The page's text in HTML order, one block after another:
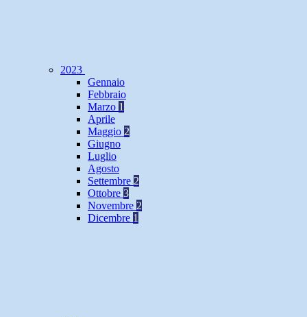
2023
Gennaio
Febbraio
Marzo 1
Aprile
Maggio 2
Giugno
Luglio
Agosto
Settembre 2
Ottobre 3
Novembre 2
Dicembre 1